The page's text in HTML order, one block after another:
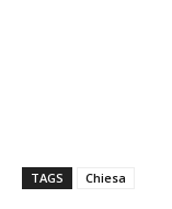
TAGS Chiesa